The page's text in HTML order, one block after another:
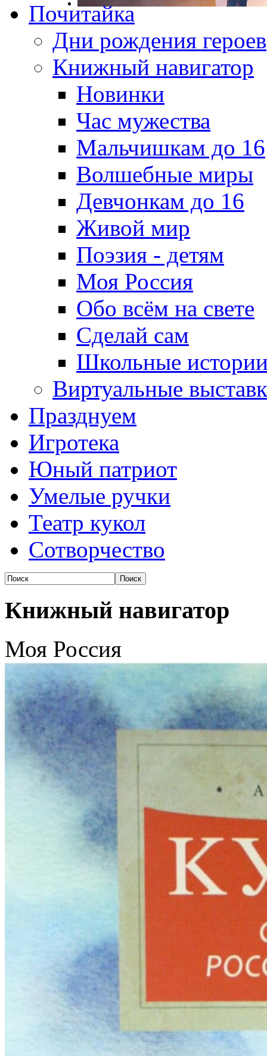
Почитайка
Дни рождения героев
Книжный навигатор
Новинки
Час мужества
Мальчишкам до 16
Волшебные миры
Девчонкам до 16
Живой мир
Поэзия - детям
Моя Россия
Обо всём на свете
Сделай сам
Школьные
Виртуальные
Празднуем
Игротека
Юный патриот
Умелые ручки
Театр кукол
Сотворчество
Книжный навигатор
Моя Россия